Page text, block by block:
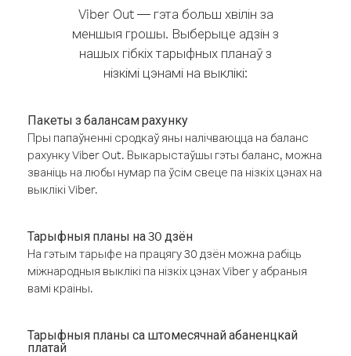
Viber Out — гэта больш хвілін за
меншыя грошы. Выберыце адзін з
нашых гібкіх тарыфных планаў з
нізкімі цэнамі на выклікі:
Пакеты з балансам рахунку
Пры папаўненні сродкаў яны налічваюцца на баланс
рахунку Viber Out. Выкарыстаўшы гэты баланс, можна
званіць на любы нумар па ўсім свеце па нізкіх цэнах на
выклікі Viber.
Тарыфныя планы на 30 дзён
На гэтым тарыфе на працягу 30 дзён можна рабіць
міжнародныя выклікі па нізкіх цэнах Viber у абраныя
вамі краіны.
Тарыфныя планы са штомесячнай абаненцкай
платай